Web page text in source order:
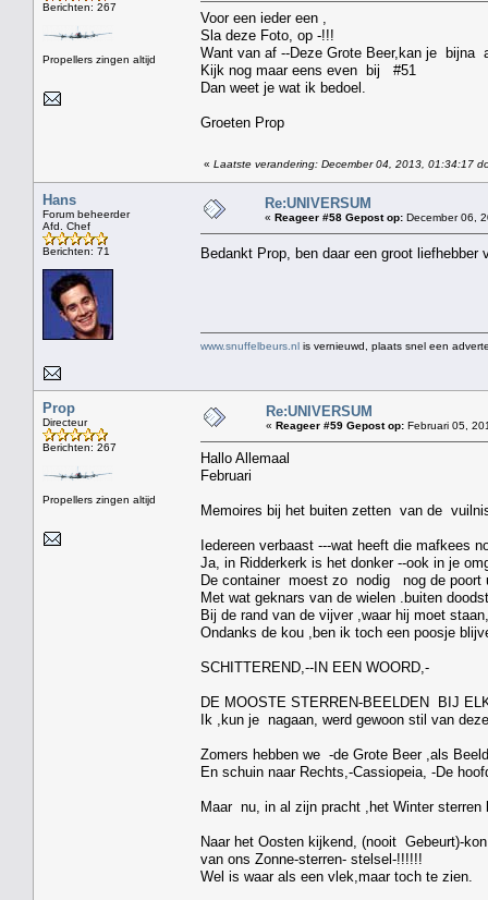
Berichten: 267
Propellers zingen altijd
Voor een ieder een ,
Sla deze Foto, op -!!!
Want van af --Deze Grote Beer,kan je bijna
Kijk nog maar eens even bij #51
Dan weet je wat ik bedoel.
Groeten Prop
« Laatste verandering: December 04, 2013, 01:34:17
Hans
Forum beheerder
Afd. Chef
Berichten: 71
Re:UNIVERSUM
« Reageer #58 Gepost op: December 06,
Bedankt Prop, ben daar een groot
www.snuffelbeurs.nl is vernieuwd, plaats snel een
Prop
Directeur
Berichten: 267
Propellers zingen altijd
Re:UNIVERSUM
« Reageer #59 Gepost op: Februari 05,
Hallo Allemaal
Februari
Memoires bij het buiten zetten van de
Iedereen verbaast ---wat heeft die mafkees
Ja, in Ridderkerk is het donker --ook in je
De container moest zo nodig nog de poort
Met wat geknars van de wielen .buiten
Bij de rand van de vijver ,waar hij moet
Ondanks de kou ,ben ik toch een poosje
SCHITTEREND,--IN EEN WOORD,-
DE MOOSTE STERREN-BEELDEN BIJ
Ik ,kun je nagaan, werd gewoon stil van
Zomers hebben we -de Grote Beer ,als
En schuin naar Rechts,-Cassiopeia, -De
Maar nu, in al zijn pracht ,het Winter sterren
Naar het Oosten kijkend, (nooit Gebeurt)-
van ons Zonne-sterren- stelsel-!!!!!!
Wel is waar als een vlek,maar toch te zien.